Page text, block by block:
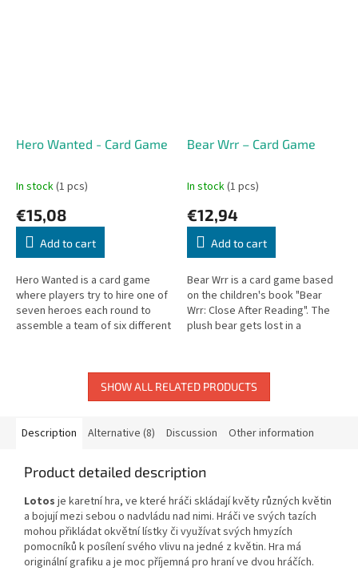
Hero Wanted - Card Game
In stock(1 pcs)
€15,08
Add to cart
Hero Wanted is a card game
where players try to hire one of
seven heroes each round to
assemble a team of six different
Bear Wrr – Card Game
In stock(1 pcs)
€12,94
Add to cart
Bear Wrr is a card game based
on the children's book "Bear
Wrr: Close After Reading". The
plush bear gets lost in a
hidden...
SHOW ALL RELATED PRODUCTS
Description Alternative (8) Discussion Other information
Product detailed description
Lotos je karetní hra, ve které hráči skládají květy různých květin
a bojují mezi sebou o nadvládu nad nimi. Hráči ve svých tazích
mohou přikládat okvětní lístky či využívat svých hmyzích
pomocníků k posílení svého vlivu na jedné z květin. Hra má
originální grafiku a je moc příjemná pro hraní ve dvou hráčích.